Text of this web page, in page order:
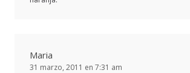
Maria
31 marzo, 2011 en 7:31 am